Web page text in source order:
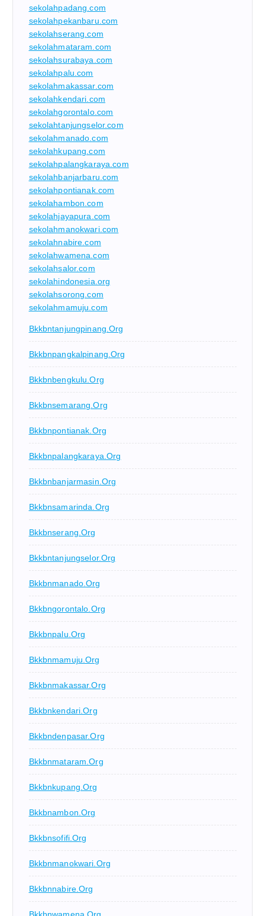
sekolahpadang.com
sekolahpekanbaru.com
sekolahserang.com
sekolahmataram.com
sekolahsurabaya.com
sekolahpalu.com
sekolahmakassar.com
sekolahkendari.com
sekolahgorontalo.com
sekolahtanjungselor.com
sekolahmanado.com
sekolahkupang.com
sekolahpalangkaraya.com
sekolahbanjarbaru.com
sekolahpontianak.com
sekolahambon.com
sekolahjayapura.com
sekolahmanokwari.com
sekolahnabire.com
sekolahwamena.com
sekolahsalor.com
sekolahindonesia.org
sekolahsorong.com
sekolahmamuju.com
Bkkbntanjungpinang.org
Bkkbnpangkalpinang.org
Bkkbnbengkulu.org
Bkkbnsemarang.org
Bkkbnpontianak.org
Bkkbnpalangkaraya.org
Bkkbnbanjarmasin.org
Bkkbnsamarinda.org
Bkkbnserang.org
Bkkbntanjungselor.org
Bkkbnmanado.org
Bkkbngorontalo.org
Bkkbnpalu.org
Bkkbnmamuju.org
Bkkbnmakassar.org
Bkkbnkendari.org
Bkkbndenpasar.org
Bkkbnmataram.org
Bkkbnkupang.org
Bkkbnambon.org
Bkkbnsofifi.org
Bkkbnmanokwari.org
Bkkbnnabire.org